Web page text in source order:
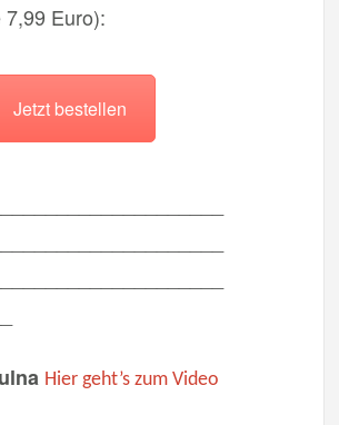
7,99 Euro):
Jetzt bestellen
Hier geht’s zum Video